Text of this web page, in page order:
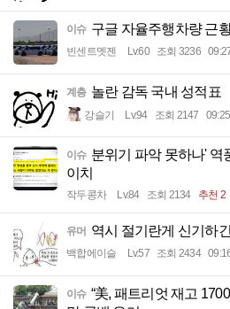
이슈 구글 자율주행차량 근
빈센트멧젠 Lv.60 조회 3236
계층 놀란 감독 국내 성적표
강슬기 Lv.94 조회 2147 09:25
이슈 분위기 파악 못하나' 역
이치
작두콩차 Lv.84 조회 2134 추천 2
유머 역시 절기란게 신기하
백합에이슬 Lv.57 조회 2434
이슈 “美, 패트리엇 재고